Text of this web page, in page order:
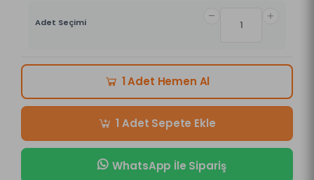
Adet Seçimi
1 Adet Hemen Al
1 Adet Sepete Ekle
WhatsApp İle Sipariş